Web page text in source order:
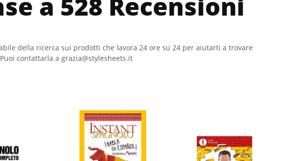
della ricerca sui prodotti che lavora 24 ore su 24 per aiutarti a trovare
contattarla a grazia@stylesheets.it